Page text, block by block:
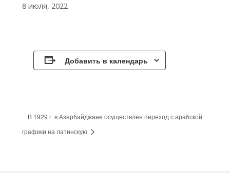
8 июля, 2022
Добавить в календарь
В 1929 г. в Азербайджане осуществлен переход с арабской
графики на латинскую